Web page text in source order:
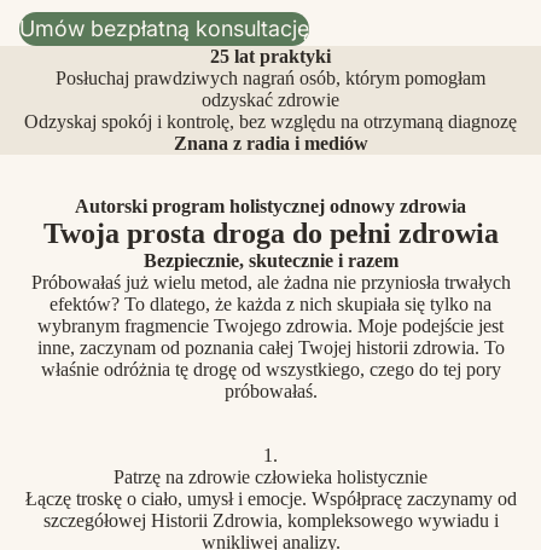
Umów bezpłatną konsultację
25 lat praktyki
Posłuchaj prawdziwych nagrań osób, którym pomogłam
odzyskać zdrowie
Odzyskaj spokój i kontrolę, bez względu na otrzymaną diagnozę
Znana z radia i mediów
Autorski program holistycznej odnowy zdrowia
Twoja prosta droga do pełni zdrowia
Bezpiecznie, skutecznie i razem
Próbowałaś już wielu metod, ale żadna nie przyniosła trwałych
efektów? To dlatego, że każda z nich skupiała się tylko na
wybranym fragmencie Twojego zdrowia. Moje podejście jest
inne, zaczynam od poznania całej Twojej historii zdrowia. To
właśnie odróżnia tę drogę od wszystkiego, czego do tej pory
próbowałaś.
1.
Patrzę na zdrowie człowieka holistycznie
Łączę troskę o ciało, umysł i emocje. Współpracę zaczynamy od
szczegółowej Historii Zdrowia, kompleksowego wywiadu i
wnikliwej analizy.